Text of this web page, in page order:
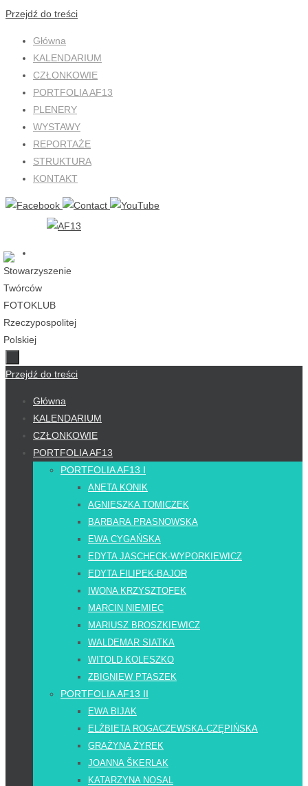
Przejdź do treści
Główna
KALENDARIUM
CZŁONKOWIE
PORTFOLIA AF13
PLENERY
WYSTAWY
REPORTAŻE
STRUKTURA
KONTAKT
Przejdź do treści
Główna
KALENDARIUM
CZŁONKOWIE
PORTFOLIA AF13
PORTFOLIA AF13 I
ANETA KONIK
AGNIESZKA TOMICZEK
BARBARA PRASNOWSKA
EWA CYGAŃSKA
EDYTA JASCHECK-WYPORKIEWICZ
EDYTA FILIPEK-BAJOR
IWONA KRZYSZTOFEK
MARCIN NIEMIEC
MARIUSZ BROSZKIEWICZ
WALDEMAR SIATKA
WITOLD KOLESZKO
ZBIGNIEW PTASZEK
PORTFOLIA AF13 II
EWA BIJAK
ELŻBIETA ROGACZEWSKA-CZĘPIŃSKA
GRAŻYNA ŻYREK
JOANNA ŠKERLAK
KATARZYNA NOSAL